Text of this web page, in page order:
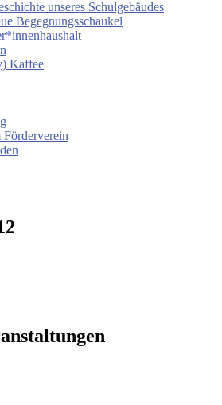
unseres Schulgebäudes
Begegnungsschaukel
Kaffee